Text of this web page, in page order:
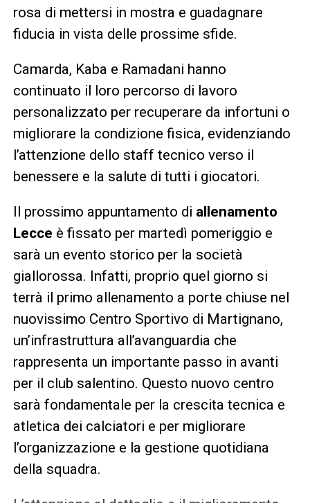
rosa di mettersi in mostra e guadagnare
fiducia in vista delle prossime sfide.
Camarda, Kaba e Ramadani hanno
continuato il loro percorso di lavoro
personalizzato per recuperare da infortuni o
migliorare la condizione fisica, evidenziando
l’attenzione dello staff tecnico verso il
benessere e la salute di tutti i giocatori.
Il prossimo appuntamento di allenamento
Lecce è fissato per martedì pomeriggio e
sarà un evento storico per la società
giallorossa. Infatti, proprio quel giorno si
terrà il primo allenamento a porte chiuse nel
nuovissimo Centro Sportivo di Martignano,
un’infrastruttura all’avanguardia che
rappresenta un importante passo in avanti
per il club salentino. Questo nuovo centro
sarà fondamentale per la crescita tecnica e
atletica dei calciatori e per migliorare
l’organizzazione e la gestione quotidiana
della squadra.